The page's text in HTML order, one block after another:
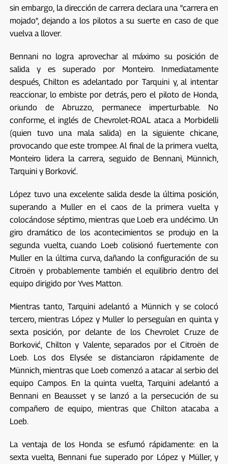
sin embargo, la dirección de carrera declara una "carrera en
mojado", dejando a los pilotos a su suerte en caso de que
vuelva a llover.
Bennani no logra aprovechar al máximo su posición de
salida y es superado por Monteiro. Inmediatamente
después, Chilton es adelantado por Tarquini y, al intentar
reaccionar, lo embiste por detrás, pero el piloto de Honda,
oriundo de Abruzzo, permanece imperturbable. No
conforme, el inglés de Chevrolet-ROAL ataca a Morbidelli
(quien tuvo una mala salida) en la siguiente chicane,
provocando que este trompee. Al final de la primera vuelta,
Monteiro lidera la carrera, seguido de Bennani, Münnich,
Tarquini y Borković.
López tuvo una excelente salida desde la última posición,
superando a Muller en el caos de la primera vuelta y
colocándose séptimo, mientras que Loeb era undécimo. Un
giro dramático de los acontecimientos se produjo en la
segunda vuelta, cuando Loeb colisionó fuertemente con
Muller en la última curva, dañando la configuración de su
Citroën y probablemente también el equilibrio dentro del
equipo dirigido por Yves Matton.
Mientras tanto, Tarquini adelantó a Münnich y se colocó
tercero, mientras López y Muller lo perseguían en quinta y
sexta posición, por delante de los Chevrolet Cruze de
Borković, Chilton y Valente, separados por el Citroën de
Loeb. Los dos Elysée se distanciaron rápidamente de
Münnich, mientras que Loeb comenzó a atacar al serbio del
equipo Campos. En la quinta vuelta, Tarquini adelantó a
Bennani en Beausset y se lanzó a la persecución de su
compañero de equipo, mientras que Chilton atacaba a
Loeb.
La ventaja de los Honda se esfumó rápidamente: en la
sexta vuelta, Bennani fue superado por López y Müller, y